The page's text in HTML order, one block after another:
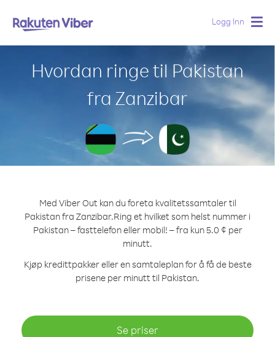
Logg Inn
Hvordan ringe til Pakistan
fra Zanzibar
Med Viber Out kan du foreta kvalitetssamtaler til
Pakistan fra Zanzibar.Ring et hvilket som helst nummer i
Pakistan – fasttelefon eller mobil! – fra kun 5.0 ¢ per
minutt.
Kjøp kredittpakker eller en samtaleplan for å få de beste
prisene per minutt til Pakistan.
Se priser